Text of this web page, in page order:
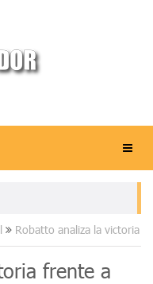
Robatto analiza la victoria
frente a